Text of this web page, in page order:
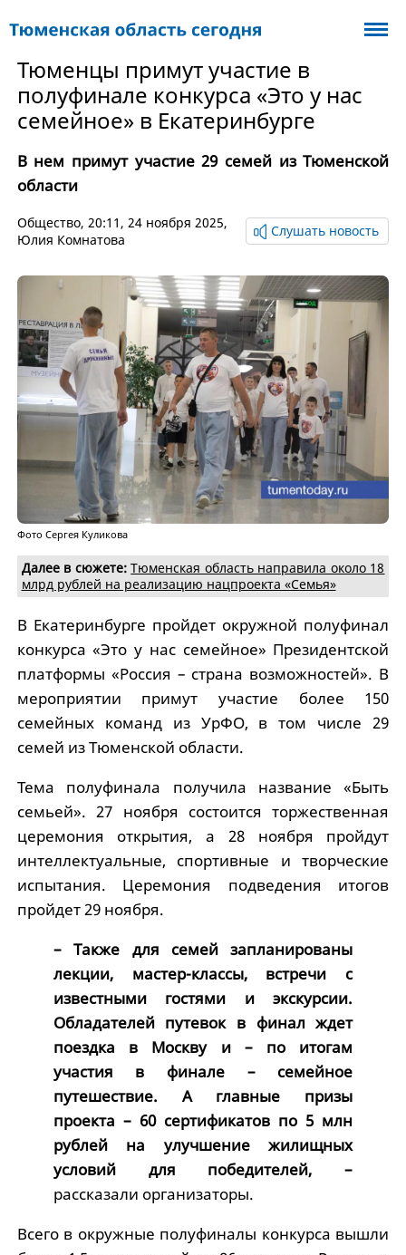
Тюменцы примут участие в
полуфинале конкурса «Это у нас
семейное» в Екатеринбурге
В нем примут участие 29 семей из Тюменской
области
Общество, 20:11, 24 ноября 2025,
Юлия Комнатова
Слушать новость
Фото Сергея Куликова
Далее в сюжете: Тюменская область направила около 18
млрд рублей на реализацию нацпроекта «Семья»
В Екатеринбурге пройдет окружной полуфинал
конкурса «Это у нас семейное» Президентской
платформы «Россия – страна возможностей». В
мероприятии примут участие более 150
семейных команд из УрФО, в том числе 29
семей из Тюменской области.
Тема полуфинала получила название «Быть
семьей». 27 ноября состоится торжественная
церемония открытия, а 28 ноября пройдут
интеллектуальные, спортивные и творческие
испытания. Церемония подведения итогов
пройдет 29 ноября.
– Также для семей запланированы
лекции, мастер-классы, встречи с
известными гостями и экскурсии.
Обладателей путевок в финал ждет
поездка в Москву и – по итогам
участия в финале – семейное
путешествие. А главные призы
проекта – 60 сертификатов по 5 млн
рублей на улучшение жилищных
условий для победителей, –
рассказали организаторы.
Всего в окружные полуфиналы конкурса вышли